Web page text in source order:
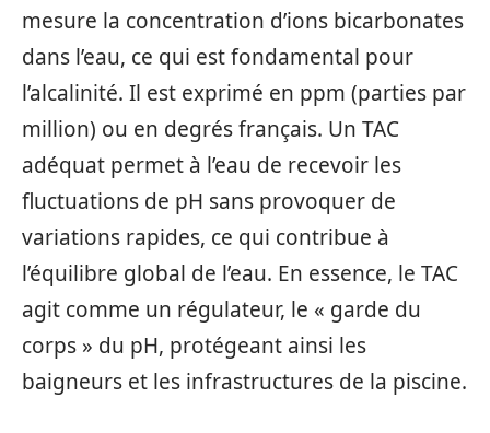
mesure la concentration d’ions bicarbonates
dans l’eau, ce qui est fondamental pour
l’alcalinité. Il est exprimé en ppm (parties par
million) ou en degrés français. Un TAC
adéquat permet à l’eau de recevoir les
fluctuations de pH sans provoquer de
variations rapides, ce qui contribue à
l’équilibre global de l’eau. En essence, le TAC
agit comme un régulateur, le « garde du
corps » du pH, protégeant ainsi les
baigneurs et les infrastructures de la piscine.